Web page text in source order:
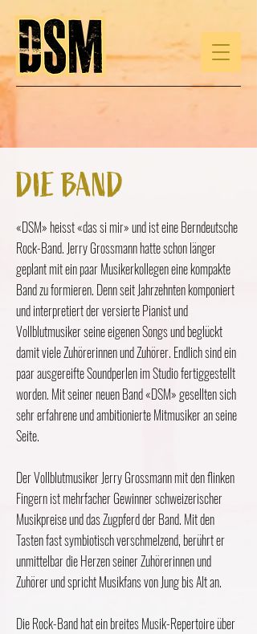
DIE BAND
«DSM» heisst «das si mir» und ist eine Berndeutsche
Rock-Band. Jerry Grossmann hatte schon länger
geplant mit ein paar Musikerkollegen eine kompakte
Band zu formieren. Denn seit Jahrzehnten komponiert
und interpretiert der versierte Pianist und
Vollblutmusiker seine eigenen Songs und beglückt
damit viele Zuhörerinnen und Zuhörer. Endlich sind ein
paar ausgereifte Soundperlen im Studio fertiggestellt
worden. Mit seiner neuen Band «DSM» gesellten sich
sehr erfahrene und ambitionierte Mitmusiker an seine
Seite.
Der Vollblutmusiker Jerry Grossmann mit den flinken
Fingern ist mehrfacher Gewinner schweizerischer
Musikpreise und das Zugpferd der Band. Mit den
Tasten fast symbiotisch verschmelzend, berührt er
unmittelbar die Herzen seiner Zuhörerinnen und
Zuhörer und spricht Musikfans von Jung bis Alt an.
Die Rock-Band hat ein breites Musik-Repertoire über